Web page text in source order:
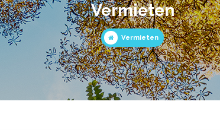
Vermieten
Vermieten